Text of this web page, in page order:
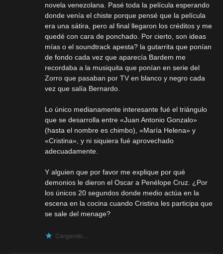
novela venezolana. Pasé toda la película esperando
donde venía el chiste porque pensé que la película
era una sátira, pero al final llegaron los créditos y me
quedé con cara de ponchado. Por cierto, son ideas
mías o el soundtrack apesta? la gutarrita que ponían
de fondo cada vez que aparecía Bardem me
recordaba a la musiquita que ponían en serie del
Zorro que pasaban por TV en blanco y negro cada
vez que salía Bernardo.
Lo único medianamente interesante fué el triángulo
que se desarrolla entre «Juan Antonio Gonzalo»
(hasta el nombre es chimbo), «María Helena» y
«Cristina», y ni siquiera fué aprovechado
adecuadamente.
Y alguien que por favor me explique por qué
demonios le dieron el Oscar a Penélope Cruz. ¿Por
los únicos 20 segundos donde medio actúa en la
escena en la cocina cuando Cristina les participa que
se sale del menage?
Cargando...